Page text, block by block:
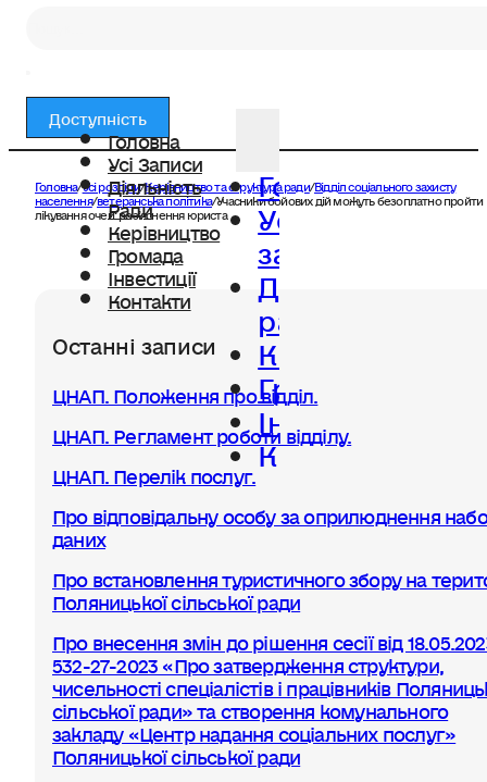
Головна
Усі Записи
Діяльність
Ради
Керівництво
Громада
Інвестиції
Контакти
Головна
Усі
записи
Діяльність
ради
Керівництво
Громада
Інвестиції
Контакти
Доступність
Головна/Усі розділи/Керівництво та структура ради/Відділ соціального захисту
населення/ветеранська політика/Учасники бойових дій можуть безоплатно пройти
лікування очей: роз’яснення юриста
Останні записи
ЦНАП. Положення про відділ.
ЦНАП. Регламент роботи відділу.
ЦНАП. Перелік послуг.
Про відповідальну особу за оприлюднення
даних
Про встановлення туристичного збору на
Поляницької сільської ради
Про внесення змін до рішення сесії від
532-27-2023 «Про затвердження структури,
чисельності спеціалістів і працівників
сільської ради» та створення комунального
закладу «Центр надання соціальних послуг»
Поляницької сільської ради